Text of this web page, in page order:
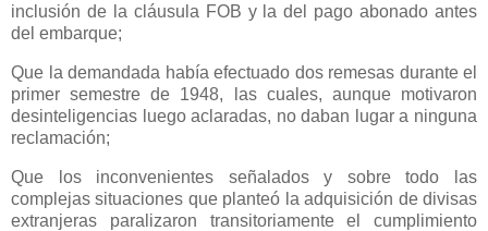
inclusión de la cláusula FOB y la del pago abonado antes
del embarque;
Que la demandada había efectuado dos remesas durante el
primer semestre de 1948, las cuales, aunque motivaron
desinteligencias luego aclaradas, no daban lugar a ninguna
reclamación;
Que los inconvenientes señalados y sobre todo las
complejas situaciones que planteó la adquisición de divisas
extranjeras paralizaron transitoriamente el cumplimiento